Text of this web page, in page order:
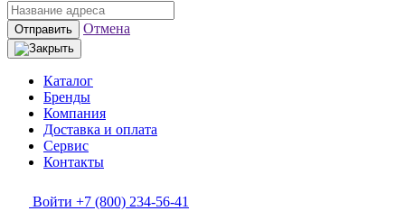
Отправить Отмена
Каталог
Бренды
Компания
Доставка и оплата
Сервис
Контакты
Войти +7 (800) 234-56-41